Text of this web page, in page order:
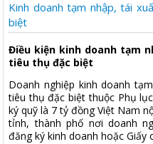
Kinh doanh tạm nhập, tái
biệt
Điều kiện kinh doanh tạm
tiêu thụ đặc biệt
Doanh nghiệp kinh doanh
tiêu thụ đặc biệt thuộc Phụ
ký quỹ là 7 tỷ đồng Việt Nam
tỉnh, thành phố nơi doanh
đăng ký kinh doanh hoặc Giấy